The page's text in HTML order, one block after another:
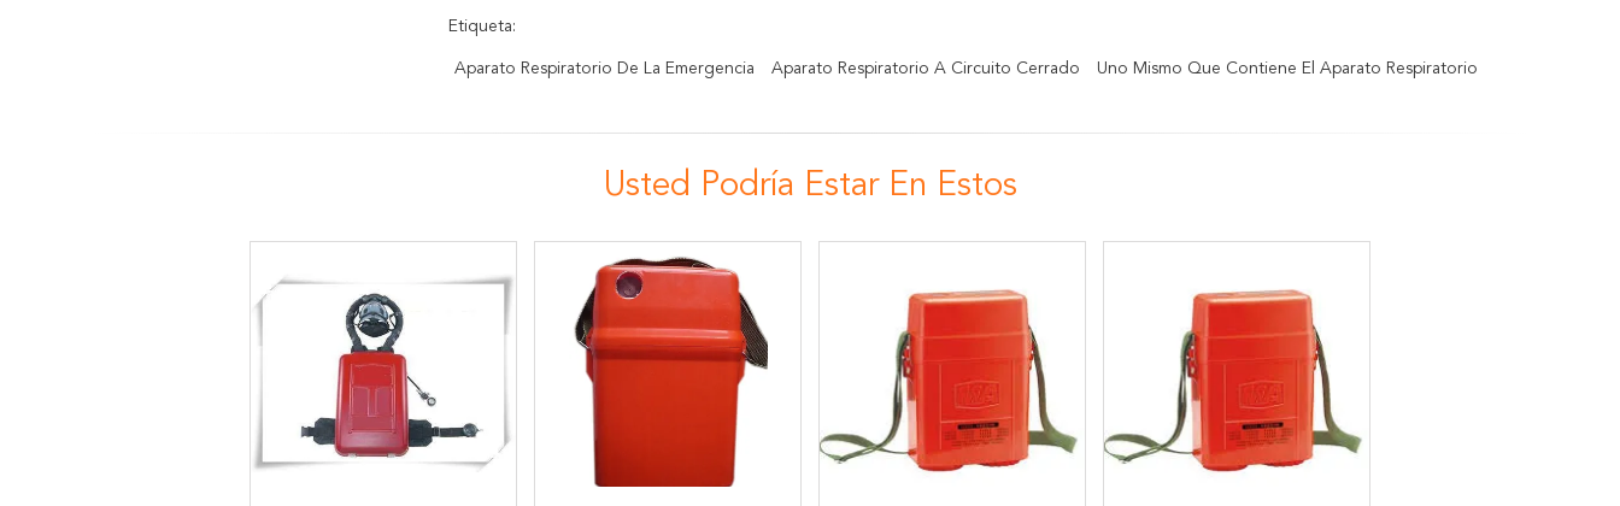
Etiqueta:
Aparato Respiratorio De La Emergencia Aparato Respiratorio A Circuito Cerrado Uno Mismo Que Contiene El Aparato Respiratorio
Usted Podría Estar En Estos